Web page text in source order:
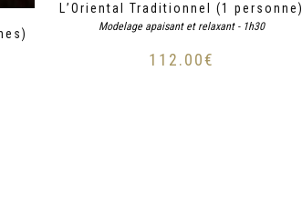
L’Oriental Traditionnel (1 personne)
Modelage apaisant et relaxant - 1h30
112.00€